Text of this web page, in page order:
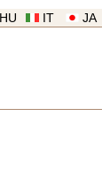
JA
IT
HU